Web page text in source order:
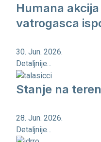
Humana
vatrogasca
30. Jun. 2026.
Detaljnije...
Stanje na
28. Jun. 2026.
Detaljnije...